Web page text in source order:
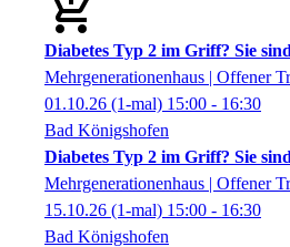
Diabetes Typ 2 im Griff? Sie
Mehrgenerationenhaus | Offener
01.10.26 (1-mal) 15:00 - 16:30
Bad Königshofen
Diabetes Typ 2 im Griff? Sie
Mehrgenerationenhaus | Offener
15.10.26 (1-mal) 15:00 - 16:30
Bad Königshofen